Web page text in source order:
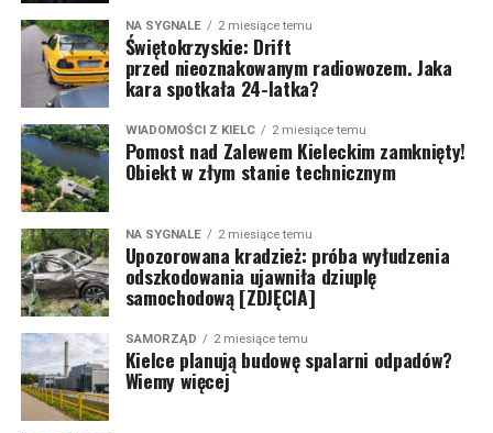
NA SYGNALE 2 miesiące temu
Świętokrzyskie: Drift
przed nieoznakowanym radiowozem. Jaka
kara spotkała 24-latka?
WIADOMOŚCI Z KIELC 2 miesiące temu
Pomost nad Zalewem Kieleckim zamknięty!
Obiekt w złym stanie technicznym
NA SYGNALE 2 miesiące temu
Upozorowana kradzież: próba wyłudzenia
odszkodowania ujawniła dziuplę
samochodową [ZDJĘCIA]
SAMORZĄD 2 miesiące temu
Kielce planują budowę spalarni odpadów?
Wiemy więcej